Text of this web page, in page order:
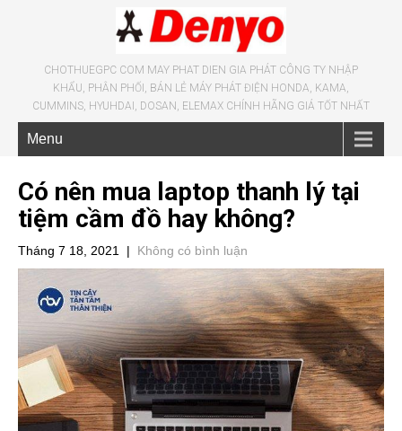
CHOTHUEGPC COM MAY PHAT DIEN GIA PHÁT CÔNG TY NHẬP
KHẨU, PHÂN PHỐI, BÁN LẺ MÁY PHÁT ĐIỆN HONDA, KAMA,
CUMMINS, HYUHDAI, DOSAN, ELEMAX CHÍNH HÃNG GIÁ TỐT NHẤT
Menu
Có nên mua laptop thanh lý tại
tiệm cầm đồ hay không?
Tháng 7 18, 2021 | Không có bình luận